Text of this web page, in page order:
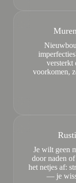
versterkt
voorkomen,
Je wilt geen
door naden
het netjes af:
— je